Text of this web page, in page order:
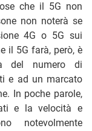
che il 5G non
non noterà se
4G o 5G sui
il 5G farà, però, è
del numero di
e ad un marcato
In poche parole,
e la velocità e
notevolmente